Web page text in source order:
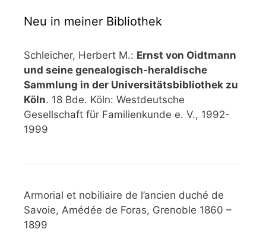
Neu in meiner Bibliothek
Schleicher, Herbert M.: Ernst von Oidtmann
und seine genealogisch-heraldische
Sammlung in der Universitätsbibliothek zu
Köln. 18 Bde. Köln: Westdeutsche
Gesellschaft für Familienkunde e. V., 1992-
1999
Armorial et nobiliaire de l’ancien duché de
Savoie, Amédée de Foras, Grenoble 1860 –
1899